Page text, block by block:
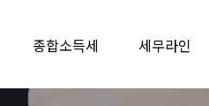
종합소득세 세무라인